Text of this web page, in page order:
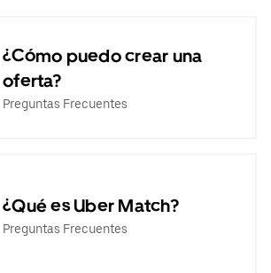
¿Cómo puedo crear una
oferta?
Preguntas Frecuentes
¿Qué es Uber Match?
Preguntas Frecuentes